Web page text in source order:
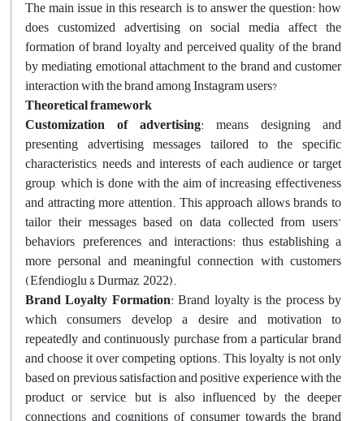
The main issue in this research is to answer the question: how
does customized advertising on social media affect the
formation of brand loyalty and perceived quality of the brand
by mediating emotional attachment to the brand and customer
interaction with the brand among Instagram users?
Theoretical framework
Customization of advertising: means designing and
presenting advertising messages tailored to the specific
characteristics, needs and interests of each audience or target
group, which is done with the aim of increasing effectiveness
and attracting more attention. This approach allows brands to
tailor their messages based on data collected from users’
behaviors, preferences, and interactions: thus establishing a
more personal and meaningful connection with customers
(Efendioglu & Durmaz, 2022).
Brand Loyalty Formation: Brand loyalty is the process by
which consumers develop a desire and motivation to
repeatedly and continuously purchase from a particular brand
and choose it over competing options. This loyalty is not only
based on previous satisfaction and positive experience with the
product or service, but is also influenced by the deeper